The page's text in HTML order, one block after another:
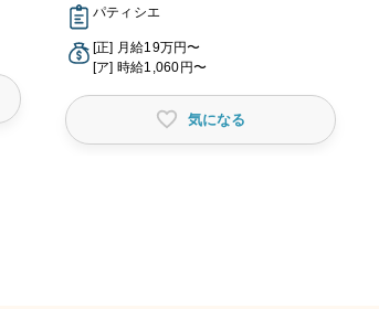
パティシエ
[正] 月給19万円〜
[ア] 時給1,060円〜
気になる